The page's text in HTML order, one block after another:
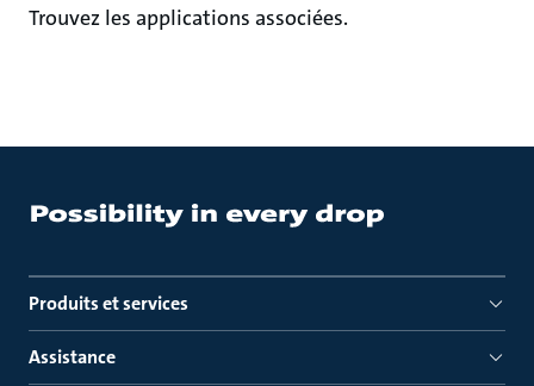
Trouvez les applications associées.
Produits et services
Assistance